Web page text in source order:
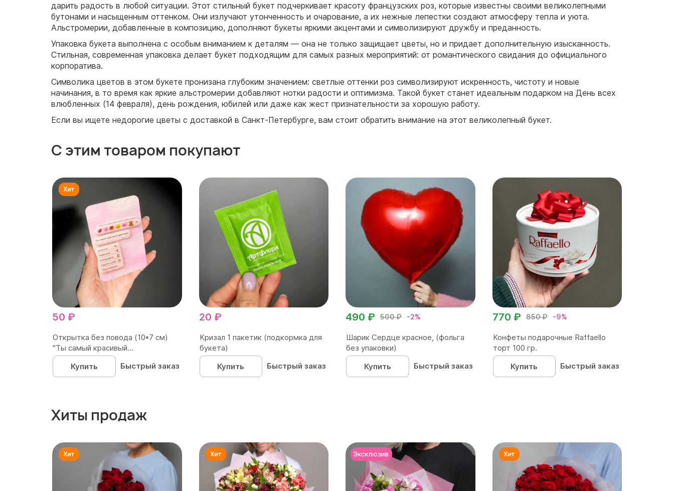
дарить радость в любой ситуации. Этот стильный букет подчеркивает красоту французских роз, которые известны своими великолепными
бутонами и насыщенным оттенком. Они излучают утонченность и очарование, а их нежные лепестки создают атмосферу тепла и уюта.
Альстромерии, добавленные в композицию, дополняют букеты яркими акцентами и символизируют дружбу и преданность.
Упаковка букета выполнена с особым вниманием к деталям — она не только защищает цветы, но и придает дополнительную изысканность.
Стильная, современная упаковка делает букет подходящим для самых разных мероприятий: от романтического свидания до официального
корпоратива.
Символика цветов в этом букете пронизана глубоким значением: светлые оттенки роз символизируют искренность, чистоту и новые
начинания, в то время как яркие альстромерии добавляют нотки радости и оптимизма. Такой букет станет идеальным подарком на День всех
влюбленных (14 февраля), день рождения, юбилей или даже как жест признательности за хорошую работу.
Если вы ищете недорогие цветы с доставкой в Санкт-Петербурге, вам стоит обратить внимание на этот великолепный букет.
С этим товаром покупают
50 ₽
Открытка без повода (10*7 см)
"Ты самый красивый...
Купить
Быстрый заказ
20 ₽
Кризал 1 пакетик (подкормка для
букета)
Купить
Быстрый заказ
500 ₽ -2%
490 ₽
Шарик Сердце красное, (фольга
без упаковки)
Купить
Быстрый заказ
850 ₽ -9%
770 ₽
Конфеты подарочные Raffaello
торт 100 гр.
Купить
Быстрый заказ
Хиты продаж